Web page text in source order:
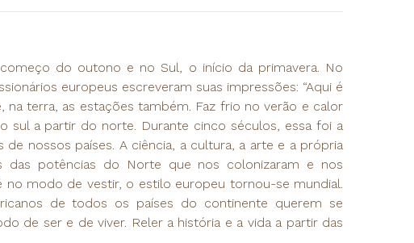
do outono e no Sul, o início da primavera. No
europeus escreveram suas impressões: “Aqui é
terra, as estações também. Faz frio no verão e calor
sul a partir do norte. Durante cinco séculos, essa foi a
nossos países. A ciência, a cultura, a arte e a própria
das potências do Norte que nos colonizaram e nos
modo de vestir, o estilo europeu tornou-se mundial.
de todos os países do continente querem se
de ser e de viver. Reler a história e a vida a partir das